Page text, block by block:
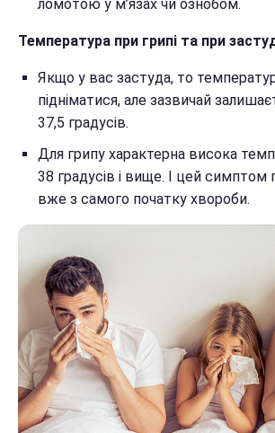
ломотою у м’язах чи ознобом.
Температура при грипі та при
Якщо у вас застуда, то
підніматися, але зазвичай
37,5 градусів.
Для грипу характерна висока
38 градусів і вище. І цей симптом
вже з самого початку хвороби.